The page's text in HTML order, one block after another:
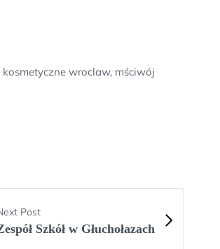
wroclaw, mściwój
Post
Szkół w Głuchołazach